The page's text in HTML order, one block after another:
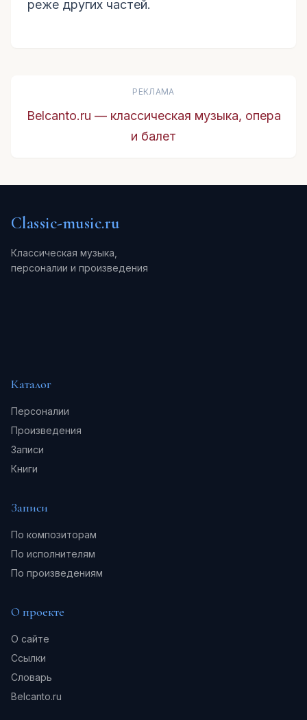
реже других частей.
РЕКЛАМА
Belcanto.ru — классическая музыка, опера
и балет
Classic-music.ru
Классическая музыка,
персоналии и произведения
Каталог
Персоналии
Произведения
Записи
Книги
Записи
По композиторам
По исполнителям
По произведениям
О проекте
О сайте
Ссылки
Словарь
Belcanto.ru